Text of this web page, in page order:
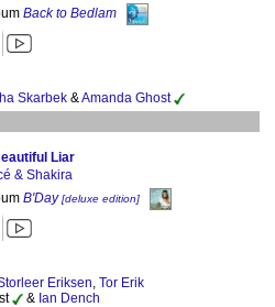
Back to Bedlam
Skarbek &Amanda Ghost
Liar
& Shakira
B'Day[deluxe edition]
Eriksen Tor Erik
& Ian Dench